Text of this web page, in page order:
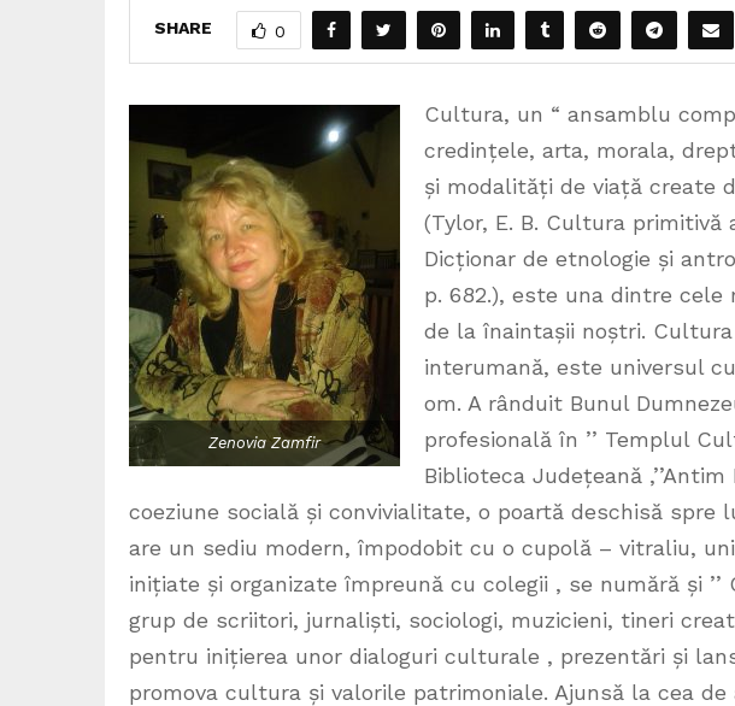
SHARE 0
Zenovia Zamfir
Cultura, un “ ansamblu
credințele, arta, morala,
și modalități de viață create
(Tylor, E. B. Cultura primitivă
Dicționar de etnologie și
p. 682.), este una dintre
de la înaintașii noștri.
interumană, este universul
om. A rânduit Bunul
profesională în ’’ Templul
Biblioteca Județeană ‚’’Antim
coeziune socială și convivialitate, o poartă deschisă spre
are un sediu modern, împodobit cu o cupolă – vitraliu,
inițiate și organizate împreună cu colegii , se numără și ’’
grup de scriitori, jurnaliști, sociologi, muzicieni, tineri
pentru inițierea unor dialoguri culturale , prezentări și
promova cultura și valorile patrimoniale. Ajunsă la cea